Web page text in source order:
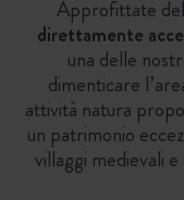
Approfittate
direttamente
una delle
dimenticare
attività natura
un patrimonio
villaggi medievali